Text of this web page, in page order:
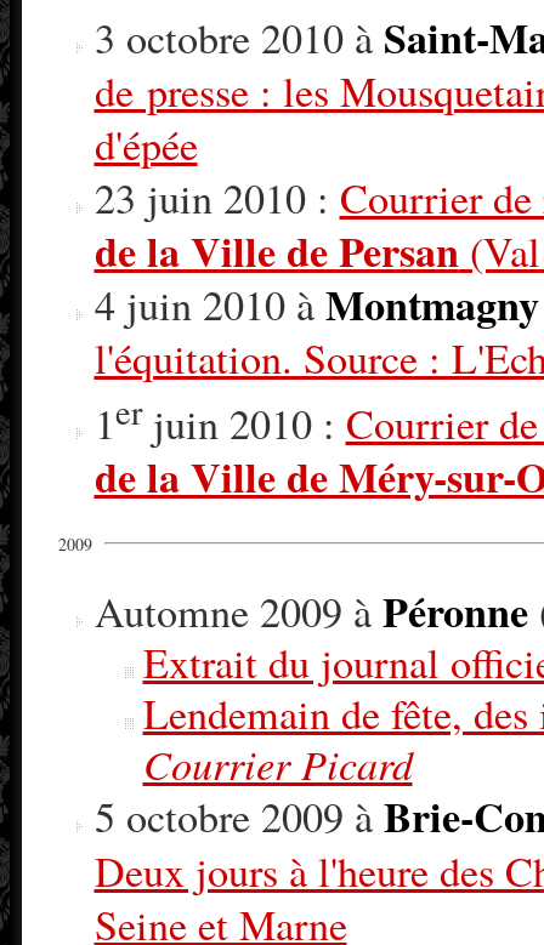
3 octobre 2010 à Saint-
de presse : les
d'épée
23 juin 2010 : Courrier
de la Ville de Persan(Val
4 juin 2010 àMontmagny
l'équitation. Source :
1erjuin 2010 : Courrier
de la Ville de Méry-sur-
2009
Automne 2009 àPéronne
Extrait du journal
Lendemain de fête,
Courrier Picard
5 octobre 2009 àBrie-
Deux jours à l'heure des
Seine et Marne